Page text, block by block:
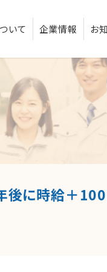
いて 企業情報 お
後に時給＋